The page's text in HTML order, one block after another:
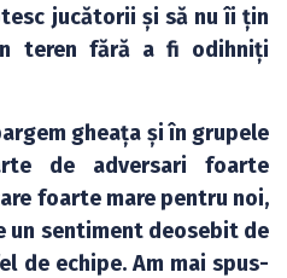
jucătorii și să nu îi țin
teren fără a fi odihniți
gheața și în grupele
de adversari foarte
foarte mare pentru noi,
un sentiment deosebit de
de echipe. Am mai spus-